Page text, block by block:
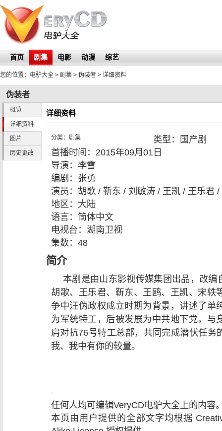
首页 剧集 电影 动漫 综艺
您的位置： 电驴大全 > 剧集 > 伪装者 > 详细资料
伪装者
概览
详细资料
图片
历史更改
详细资料
分类： 剧集 类型：
国产剧
首播时间： 2015年09月01日
导演： 李雪
编剧： 张勇
演员： 胡歌 / 靳东 / 刘敏涛 / 王凯 / 王乐君
地区： 大陆
语言： 简体中文
电视台： 湖南卫视
集数： 48
简介
本剧是由山东影视传媒集团出品，改
胡歌、王乐君、靳东、王鸥、王凯、宋轶
争中汪伪政权成立时期为背景，讲述了单
为军统特工，后被发展为中共地下党，与
肩对抗76号特工总部，共同完成潜伏任务
我、我中有你的较量。
任何人均可编辑VeryCD电驴大全上的内容
本页由用户提供的全部文字均根据